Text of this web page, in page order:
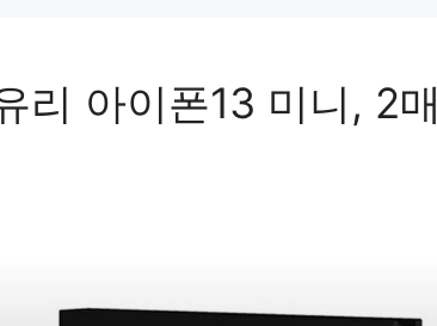
리 아이폰13 미니, 2매